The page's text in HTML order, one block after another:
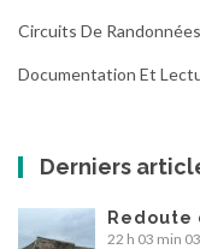
Circuits De
Documentation Et
Derniers
Redoute
22 h 03 min